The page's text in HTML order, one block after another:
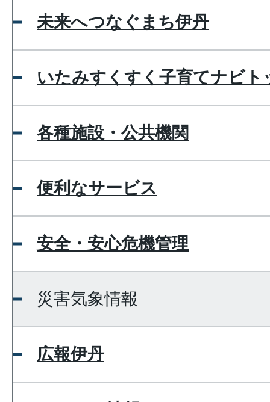
未来へつなぐまち伊丹
いたみすくすく子育てナビト
各種施設・公共機関
便利なサービス
安全・安心危機管理
災害気象情報
広報伊丹